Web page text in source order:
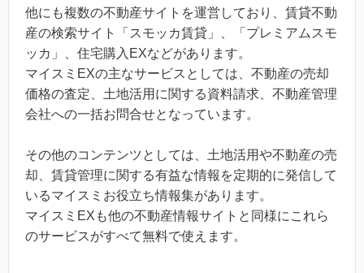
他にも複数の不動産サイトを運営しており、賃貸不動
産の検索サイト「スモッカ賃貸」、「プレミアムスモ
ッカ」、住宅購入EXなどがあります。
マイスミEXの主なサービスとしては、不動産の売却
価格の査定、土地活用に関する資料請求、不動産管理
会社への一括お問合せとなっています。
その他のコンテンツとしては、土地活用や不動産の売
却、賃貸管理に関する有益な情報を定期的に発信して
いるマイスミお役立ち情報集があります。
マイスミEXも他の不動産情報サイトと同様にこれら
のサービスがすべて無料で使えます。